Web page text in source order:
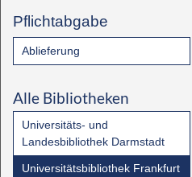
Pflichtabgabe
Ablieferung
Alle Bibliotheken
Universitäts- und
Landesbibliothek Darmstadt
Universitätsbibliothek Frankfurt